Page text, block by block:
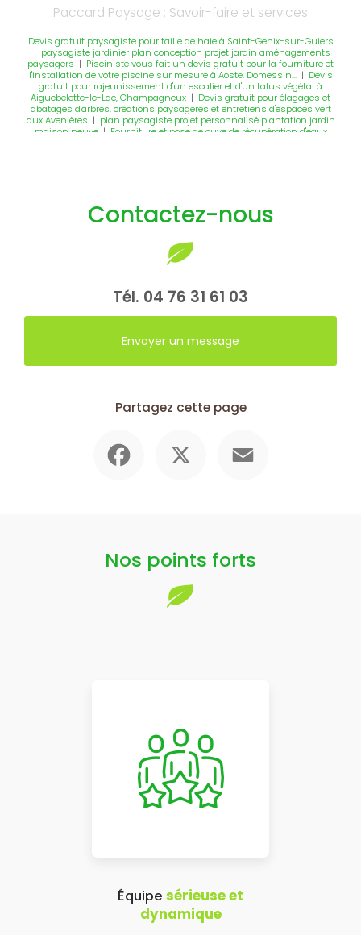
Paccard Paysage : Savoir-faire et services
Devis gratuit paysagiste pour taille de haie à Saint-Genix-sur-Guiers
| paysagiste jardinier plan conception projet jardin aménagements
paysagers | Pisciniste vous fait un devis gratuit pour la fourniture et
l'installation de votre piscine sur mesure à Aoste, Domessin...| Devis
gratuit pour rajeunissement d'un escalier et d'un talus végétal à
Aiguebelette-le-Lac, Champagneux | Devis gratuit pour élagages et
abatages d'arbres, créations paysagères et entretiens d'espaces vert
aux Avenières | plan paysagiste projet personnalisé plantation jardin
maison neuve| Fourniture et pose de cuve de récupération d'eaux
Genix sur Guiers 38 73|Devis gratuit pour rénovation d'une cour en
stabilisateurs de gravier aux Abrets|Bureau d'étude paysagiste la
Contactez-nous
Tél. 04 76 31 61 03
Envoyer un message
Partagez cette page
Nos points forts
Équipe sérieuse et
dynamique